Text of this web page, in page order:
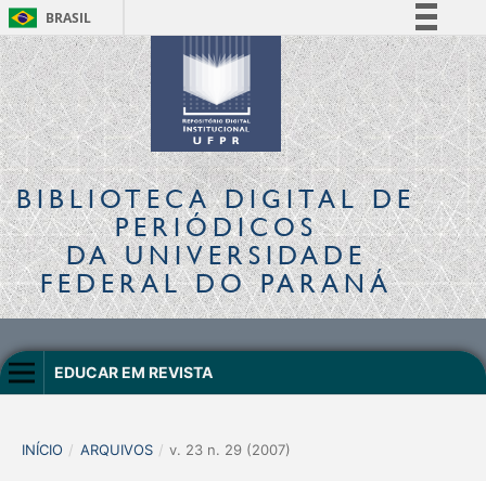
BRASIL
Simplifique!
Comunica BR
Participe
Acesso à informação
Legislação
Canais
BIBLIOTECA DIGITALDE
PERIÓDICOS
DA UNIVERSIDADE
FEDERAL DO PARANÁ
EDUCAR EM REVISTA
INÍCIO / ARQUIVOS / v. 23 n. 29 (2007)